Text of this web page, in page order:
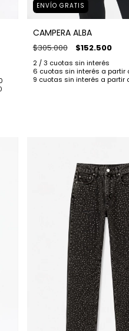
ENVÍO GRATIS
CAMPERA ALBA
$305.000 $152.500